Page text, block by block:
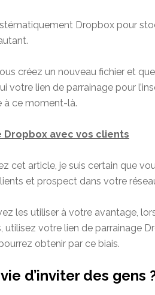
Dropbox pour
créez un nouveau fichier et
votre lien de parrainage pour
à ce moment-là.
Dropbox avec vos clients
cet article, je suis certain que
et prospect dans votre
les utiliser à votre avantage,
utilisez votre lien de parrainage
obtenir par ce biais.
d’inviter des